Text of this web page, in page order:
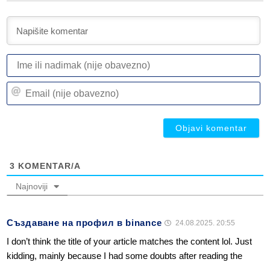
3 KOMENTAR/A
Najnoviji
Създаване на профил в binance 24.08.2025. 20:55
I don’t think the title of your article matches the content lol. Just
kidding, mainly because I had some doubts after reading the